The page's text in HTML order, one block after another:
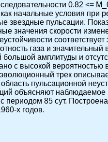
0.82 <=
начальные условия при
звездные пульсации.
значения скорости
газа и значительный
амплитуды и
с высокой вероятностью
трек
пульсационной
объясняют наблюдаемое
85 сут. Построена
х годов.